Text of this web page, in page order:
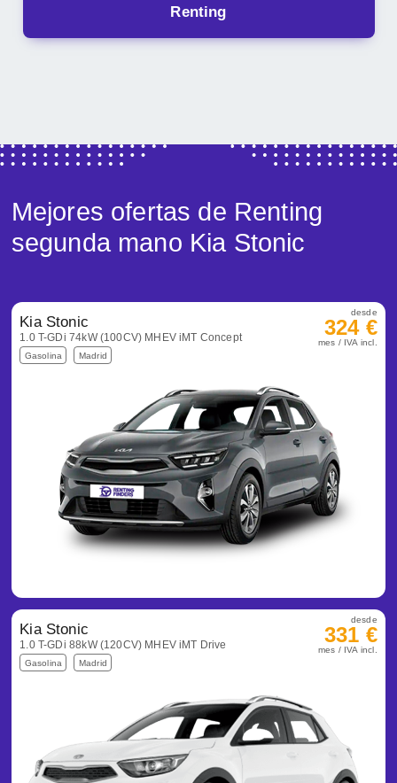
Renting
Mejores ofertas de Renting
segunda mano Kia Stonic
Kia Stonic
1.0 T-GDi 74kW (100CV) MHEV iMT Concept
Gasolina Madrid
desde
324 €
mes / IVA incl.
Kia Stonic
1.0 T-GDi 88kW (120CV) MHEV iMT Drive
Gasolina Madrid
desde
331 €
mes / IVA incl.